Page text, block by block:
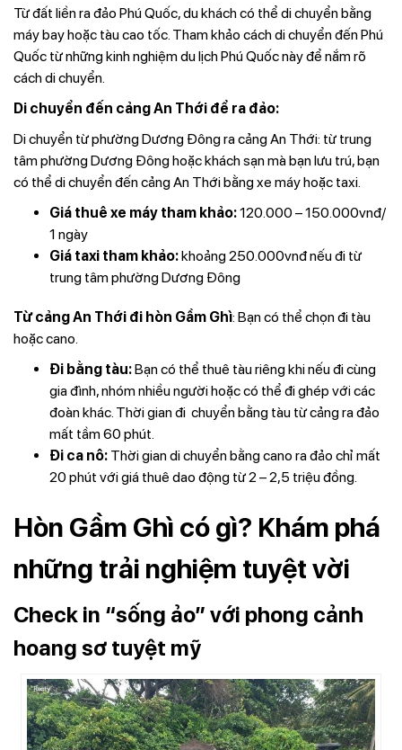
Từ đất liền ra đảo Phú Quốc, du khách có thể di chuyển bằng
máy bay hoặc tàu cao tốc. Tham khảo cách di chuyển đến Phú
Quốc từ những kinh nghiệm du lịch Phú Quốc này để nắm rõ
cách di chuyển.
Di chuyển đến cảng An Thới để ra đảo:
Di chuyển từ phường Dương Đông ra cảng An Thới: từ trung
tâm phường Dương Đông hoặc khách sạn mà bạn lưu trú, bạn
có thể di chuyển đến cảng An Thới bằng xe máy hoặc taxi.
Giá thuê xe máy tham khảo:120.000 – 150.000vnđ/
1 ngày
Giá taxi tham khảo:khoảng 250.000vnđ nếu đi từ
trung tâm phường Dương Đông
Từ cảng An Thới đi hòn Gầm Ghì: Bạn có thể chọn đi tàu
hoặc cano.
Đi bằng tàu:Bạn có thể thuê tàu riêng khi nếu đi cùng
gia đình, nhóm nhiều người hoặc có thể đi ghép với các
đoàn khác. Thời gian đi chuyển bằng tàu từ cảng ra đảo
mất tầm 60 phút.
Đi ca nô: Thời gian di chuyển bằng cano ra đảo chỉ mất
20 phút với giá thuê dao động từ 2 – 2,5 triệu đồng.
Hòn Gầm Ghì có gì? Khám phá
những trải nghiệm tuyệt vời
Check in “sống ảo” với phong cảnh
hoang sơ tuyệt mỹ